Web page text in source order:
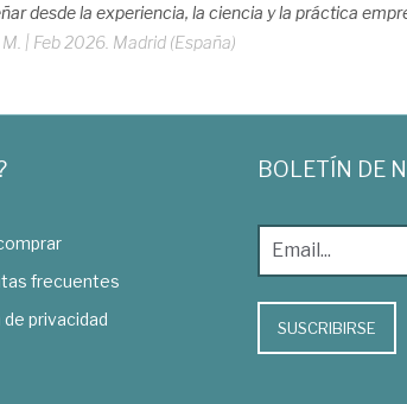
desde la experiencia, la ciencia y la práctica
| Feb 2026. Madrid (España)
frecuentes
de privacidad
BOLETÍN DE
SUSCRIBIRSE